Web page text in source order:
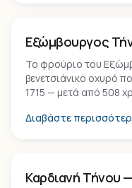
Μνημείο
Εξώμβουργος
Το φρούριο του
βενετσιάνικο οχυρό
1715 — μετά από 508
ελληνικό νησί.
Διαβάστε
Καρδιανή Τήνου